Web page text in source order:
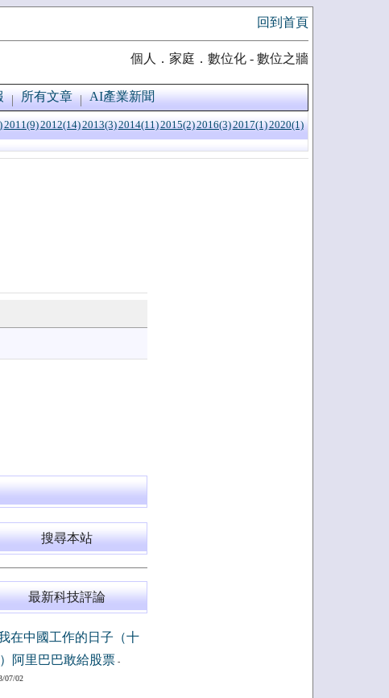
回到首頁
個人．家庭．數位化 - 數位之牆
所有文章 AI產業新聞
2011(9)2012(14)2013(3)2014(11)2015(2)2016(3)2017(1)2020(1)
搜尋本站
最新科技評論
在中國工作的日子（十
阿里巴巴敢給股票-
07/02